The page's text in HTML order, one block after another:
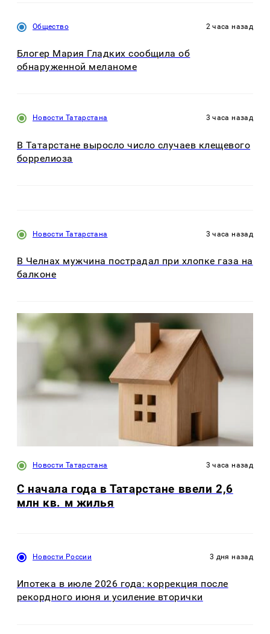
Общество 2 часа назад
Блогер Мария Гладких сообщила об
обнаруженной меланоме
Новости Татарстана 3 часа назад
В Татарстане выросло число случаев клещевого
боррелиоза
Новости Татарстана 3 часа назад
В Челнах мужчина пострадал при хлопке газа на
балконе
Новости Татарстана 3 часа назад
С начала года в Татарстане ввели 2,6
млн кв. м жилья
Новости России 3 дня назад
Ипотека в июле 2026 года: коррекция после
рекордного июня и усиление вторички